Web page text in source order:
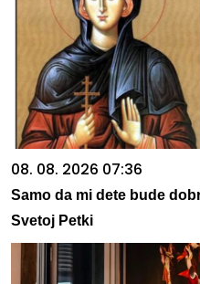
08. 08. 2026 07:36
Samo da mi dete bude
Svetoj Petki